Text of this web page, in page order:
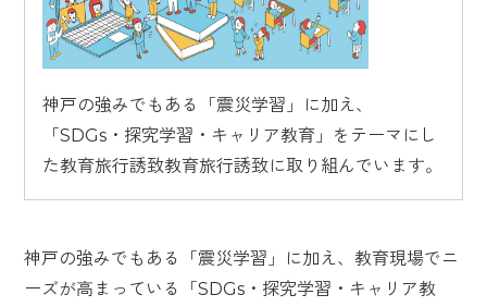
神戸の強みでもある「震災学習」に加え、
「SDGs・探究学習・キャリア教育」をテーマにし
た教育旅行誘致教育旅行誘致に取り組んでいます。
神戸の強みでもある「震災学習」に加え、教育現場でニ
ーズが高まっている「SDGs・探究学習・キャリア教